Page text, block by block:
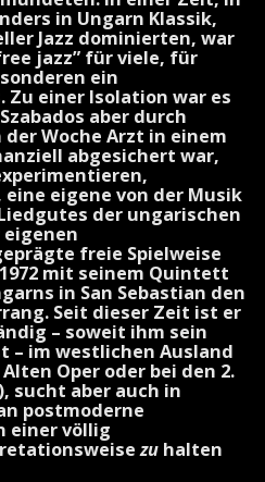
in Ungarn Klassik,
Jazz domi­nierten, war
jazz” für viele, für
ein
Zu einer Isolation war es
aber durch
Woche Arzt in einem
abgesichert war,
eigene von der Musik
der unga­rischen
freie Spielweise
mit seinem Quintett
in San Sebastian den
Seit dieser Zeit ist er
– soweit ihm sein
– im westlichen Ausland
Oper oder bei den 2.
sucht aber auch in
postmoderne
einer völlig
zu halten